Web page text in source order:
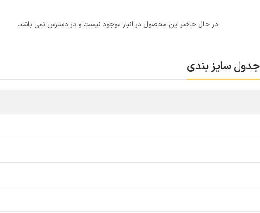
در حال حاضر این محصول در انبار موجود نیست و در دسترس نمی باشد.
جدول سایز بندی